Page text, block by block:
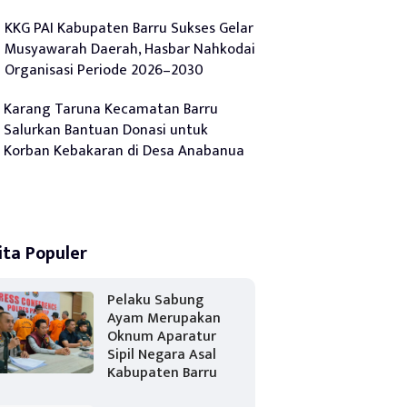
KKG PAI Kabupaten Barru Sukses Gelar
Musyawarah Daerah, Hasbar Nahkodai
Organisasi Periode 2026–2030
Karang Taruna Kecamatan Barru
Salurkan Bantuan Donasi untuk
Korban Kebakaran di Desa Anabanua
Populer
Pelaku Sabung
Ayam Merupakan
Oknum Aparatur
Sipil Negara Asal
Kabupaten Barru